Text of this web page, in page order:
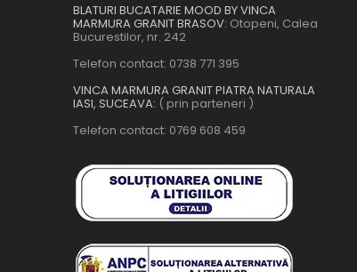
BLATURI BUCATARIE MOOD BY VINCA
MARMURA GRANIT BRASOV: Otopeni, Calea
Bucurestilor, nr. 242
Telefon contact: 0738 771 395
VINCA MARMURA GRANIT PIATRA NATURALA
IASI, SUCEAVA: ( prin parteneri )
Telefon contact: 0769 608 459